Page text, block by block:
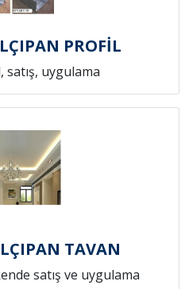
PROFİL
satış, uygulama
TAVAN
satış ve uygulama